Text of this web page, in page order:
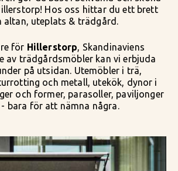
Hos oss hittar du ett brett
uteplats & trädgård.
för Hillerstorp, Skandinaviens
av trädgårdsmöbler kan vi erbjuda
på utsidan. Utemöbler i trä,
och metall, utekök, dynor i
och former, parasoller, paviljonger
bara för att nämna några.